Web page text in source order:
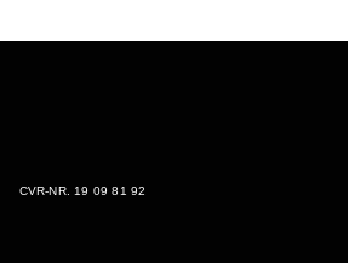
CVR-NR. 19 09 81 92